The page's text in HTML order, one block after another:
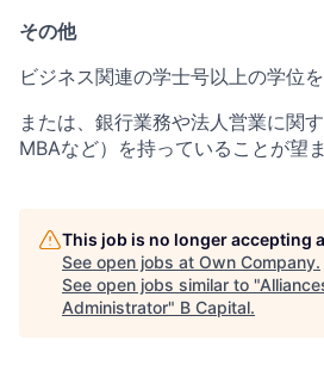
その他
ビジネス関連の学士号以上の学位
または、銀行業務や法人営業に関す
MBAなど）を持っていることが望ま
This job is no longer accepting
See open jobs at Own Company.
See open jobs similar to "
Administrator" B Capital.